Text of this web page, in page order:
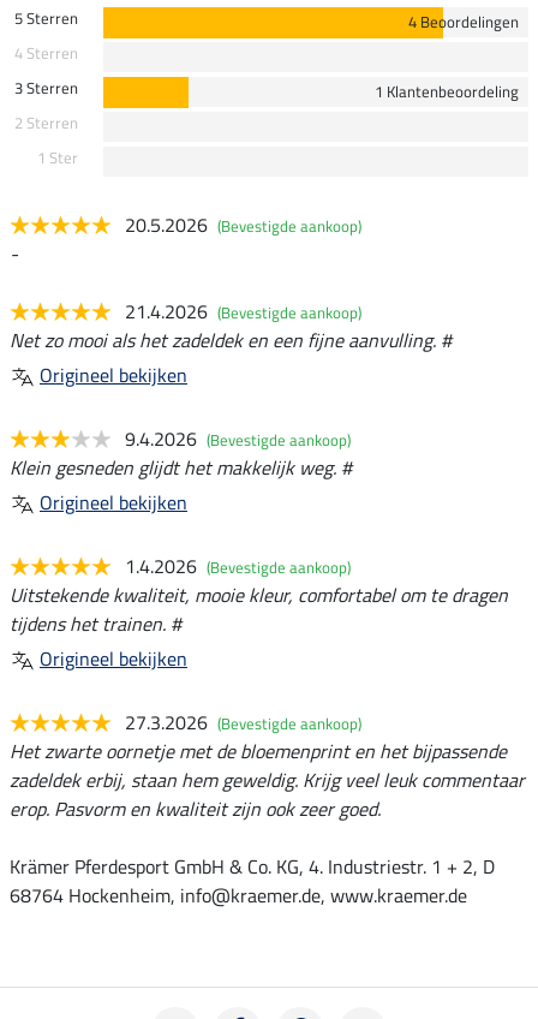
5 Sterren
4 Beoordelingen
4 Sterren
3 Sterren
1 Klantenbeoordeling
2 Sterren
1 Ster
20.5.2026 (Bevestigde aankoop)
-
21.4.2026 (Bevestigde aankoop)
Net zo mooi als het zadeldek en een fijne aanvulling. #
Origineel bekijken
9.4.2026 (Bevestigde aankoop)
Klein gesneden glijdt het makkelijk weg. #
Origineel bekijken
1.4.2026 (Bevestigde aankoop)
Uitstekende kwaliteit, mooie kleur, comfortabel om te dragen
tijdens het trainen. #
Origineel bekijken
27.3.2026 (Bevestigde aankoop)
Het zwarte oornetje met de bloemenprint en het bijpassende
zadeldek erbij, staan hem geweldig. Krijg veel leuk commentaar
erop. Pasvorm en kwaliteit zijn ook zeer goed.
Krämer Pferdesport GmbH & Co. KG, 4. Industriestr. 1 + 2, D
68764 Hockenheim, info@kraemer.de, www.kraemer.de